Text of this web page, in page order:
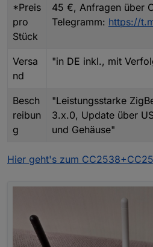
*Preis
pro
Stück
45 €, Anfragen über
Telegramm: https://
Versa
nd
"in DE inkl., mit
Besch
reibun
g
"Leistungsstarke
3.x.0, Update über
und Gehäuse"
Hier geht's zum